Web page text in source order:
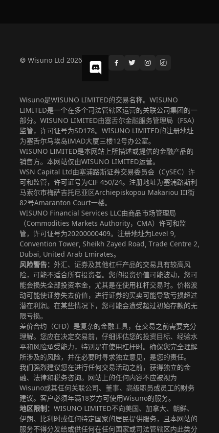
© Wisuno Ltd 2026
Wisuno是WISUNO LIMITED的交易名称。WISUNO
LIMITED是一个在多个司法管辖区运营的关联公司集团的一
部分。WISUNO LIMITED由塞舌尔金融服务管理局（FSA）
监管，许可证号为SD178。WISUNO LIMITED的注册地址
为塞舌尔马埃岛IMAD大厦三楼12号办公室。
WISUNO LIMITED是本网站上所描述或提供的金融产品的
销售方。本网站仅由WISUNO LIMITED运营。
WSN Capital Ltd由塞浦路斯证券交易委员会（CySEC）许
可和监管，许可证号为CIF 450/24。注册地址为塞浦路斯利
马索尔市梅萨吉托尼亚区Archiepiskopou Makariou III街
82号Amaranton Court一楼。
WISUNO Financial Services LLC由商品市场管理局
（Commodities Markets Authority，CMA）许可和监
管，许可证号为20200000409。注册地址为Level 9,
Convention Tower, Sheikh Zayed Road, Trade Centre 2,
Dubai, United Arab Emirates。
风险警告： 外汇、证券及其他杠杆产品的交易具有较高风
险，可能不适合所有投资者。您的投资价值可能波动，您可
能会损失全部投资本金，尤其是在使用杠杆交易时。价格波
动可能使证券失去价值，进行证券的买卖可能导致亏损超过
潜在利润。在某些情况下，您可能会遭受超过初始存款的无
限亏损。
差价合约（CFD）是复杂的金融工具，在交易之前需要充分
理解。您应在决定交易前，仔细评估您的投资目标、经验水
平和风险承受能力，特别是在使用杠杆时。确保您完全理解
所涉及的风险，并在必要时寻求独立意见，是您的责任。
我们强烈建议您在进行任何交易活动之前，获得独立的金
融、法律和税务咨询。网站上的任何内容不应被视为
Wisuno或其任何关联公司、董事、高级职员或员工的财务
建议。客户必须年满18岁方可使用Wisuno的服务。
地区限制： WISUNO LIMITED不向美国、加拿大、朝鲜、
伊朗、比利时或任何特定国家的居民提供服务，且本网站的
服务不得分发给或供任何在任何国家或司法管辖区内此类分